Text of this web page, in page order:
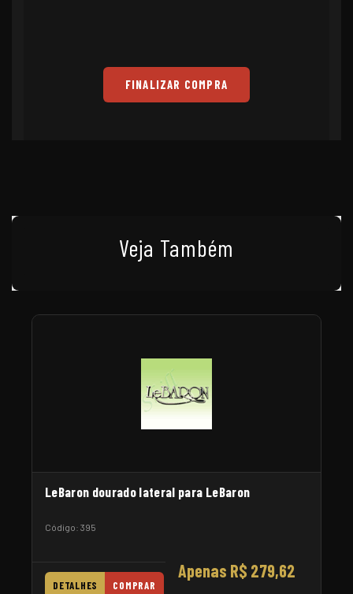
FINALIZAR COMPRA
Veja Também
LeBaron dourado lateral para LeBaron
Código: 395
Apenas R$ 279,62
DETALHES COMPRAR